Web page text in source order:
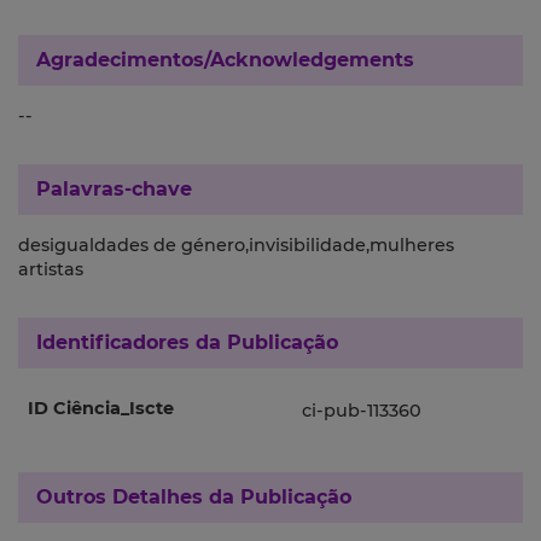
Agradecimentos/Acknowledgements
--
Palavras-chave
desigualdades de género,invisibilidade,mulheres
artistas
Identificadores da Publicação
ID Ciência_Iscte ci-pub-113360
Outros Detalhes da Publicação